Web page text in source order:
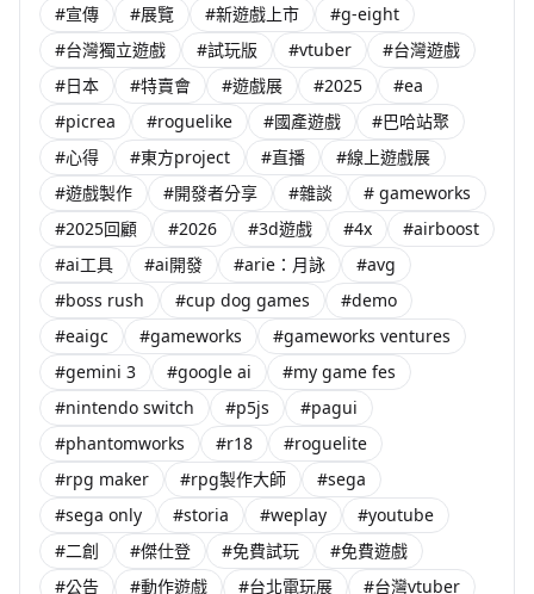
#宣傳
#展覽 #新遊戲上市
#g-eight
#台灣獨立遊戲
#試玩版 #vtuber
#台灣遊戲
#日本
#特賣會 #遊戲展 #2025
#ea
#picrea
#roguelike #國產遊戲
#巴哈站聚
#心得
#東方project #直播
#線上遊戲展
#遊戲製作
#開發者分享 #雜談
# gameworks
#2025回顧
#2026 #3d遊戲 #4x
#airboost
#ai工具
#ai開發 #arie：月詠
#avg
#boss rush
#cup dog games
#demo
#eaigc
#gameworks
#gameworks ventures
#gemini 3
#google ai
#my game fes
#nintendo switch
#p5js
#pagui
#phantomworks
#r18
#roguelite
#rpg maker
#rpg製作大師
#sega
#sega only
#storia #weplay
#youtube
#二創
#傑仕登 #免費試玩
#免費遊戲
#公告
#動作遊戲 #台北電玩展
#台灣vtuber